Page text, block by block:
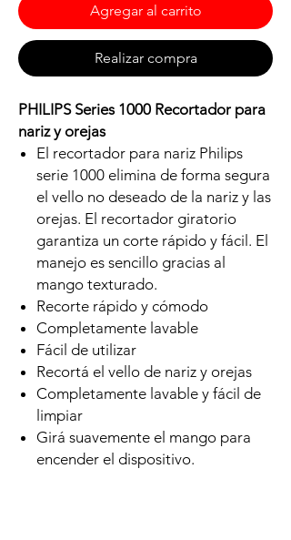
Agregar al carrito
Realizar compra
PHILIPS Series 1000 Recortador para
nariz y orejas
El recortador para nariz Philips
serie 1000 elimina de forma segura
el vello no deseado de la nariz y las
orejas. El recortador giratorio
garantiza un corte rápido y fácil. El
manejo es sencillo gracias al
mango texturado.
Recorte rápido y cómodo
Completamente lavable
Fácil de utilizar
Recortá el vello de nariz y orejas
Completamente lavable y fácil de
limpiar
Girá suavemente el mango para
encender el dispositivo.